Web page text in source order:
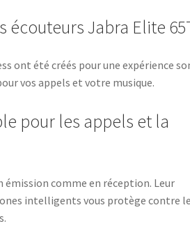
écouteurs Jabra Elite
ont été créés pour une expérience
vos appels et votre musique.
pour les appels et la
émission comme en réception. Leur
intelligents vous protège contre le